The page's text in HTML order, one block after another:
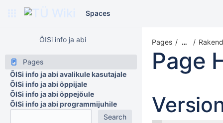
Spaces
ÕISi info ja abi
Pages
ÕISi info ja abi avalikule kasutajale
ÕISi info ja abi õppijale
ÕISi info ja abi õppejõule
ÕISi info ja abi programmijuhile
Pages …
Page